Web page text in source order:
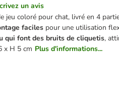
un avis
jeu coloré pour chat, livré en 4
faciles pour une utilisation
qui font des bruits de cliquetis,
x H 5 cm Plus d'informations...